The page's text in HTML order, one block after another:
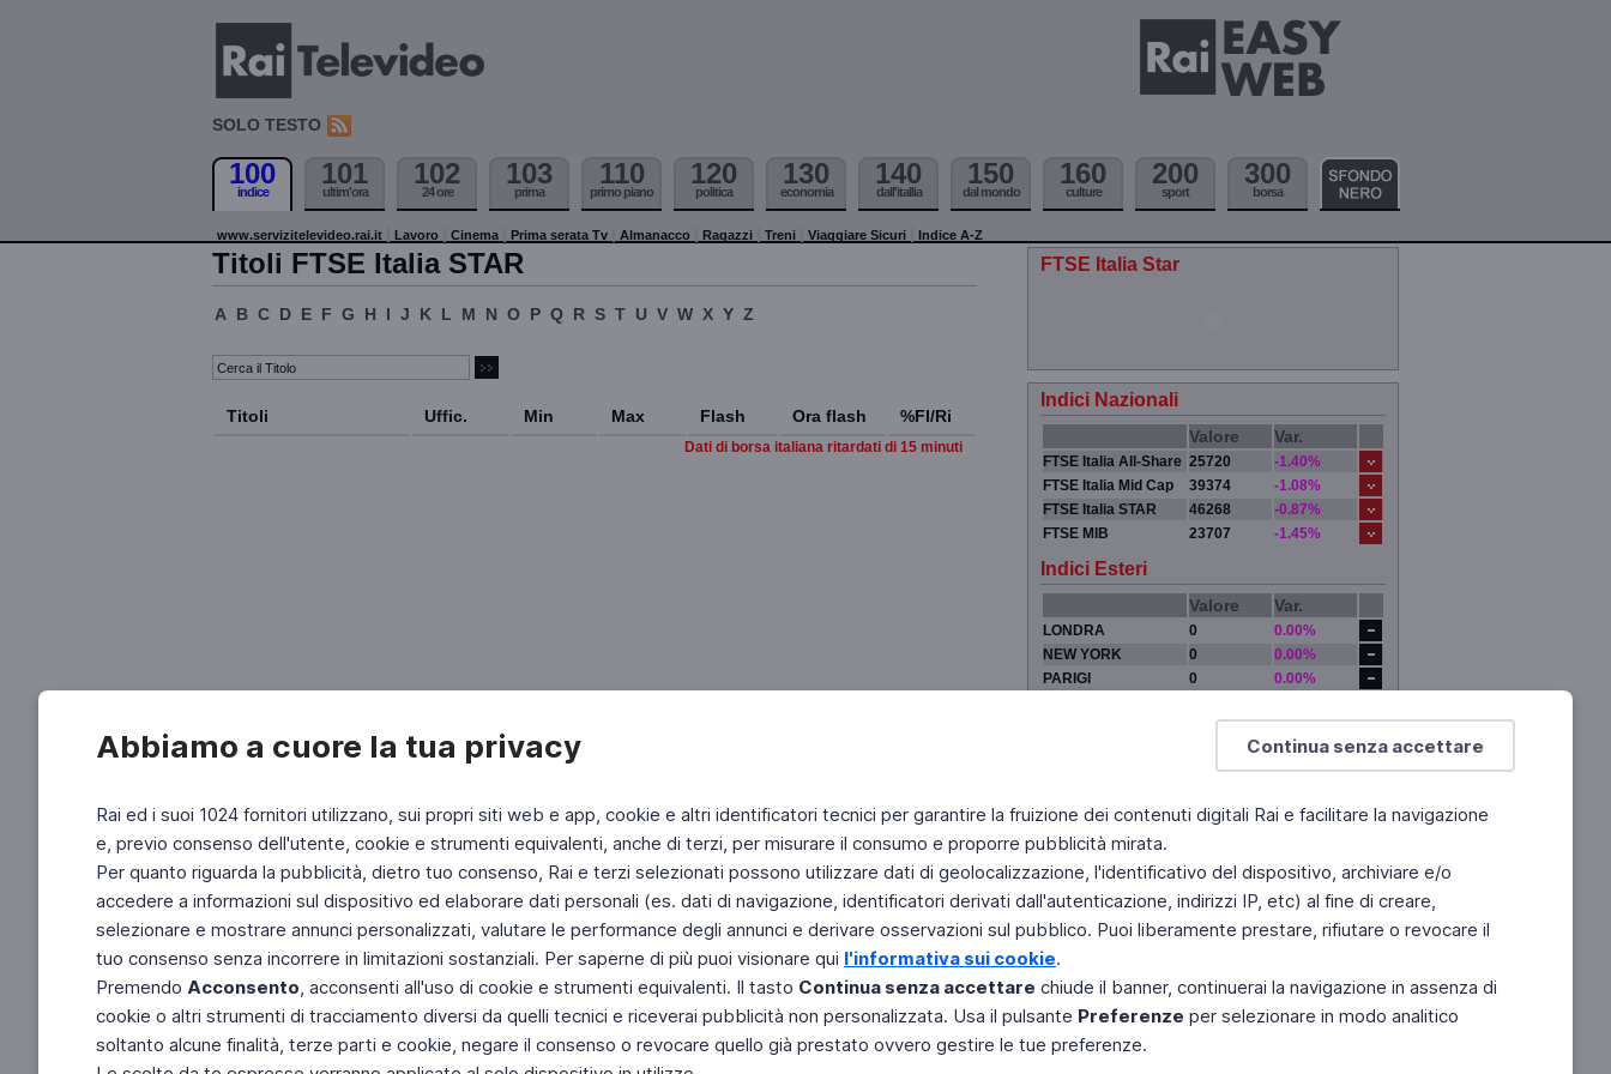
Continua senza accettare
Abbiamo a cuore la tua privacy
Rai ed i suoi 1024 fornitori utilizzano, sui propri siti web e app, cookie e altri identificatori tecnici per garantire la fruizione dei contenuti digitali Rai e facilitare la navigazione
e, previo consenso dell'utente, cookie e strumenti equivalenti, anche di terzi, per misurare il consumo e proporre pubblicità mirata.
Per quanto riguarda la pubblicità, dietro tuo consenso, Rai e terzi selezionati possono utilizzare dati di geolocalizzazione, l'identificativo del dispositivo, archiviare e/o
accedere a informazioni sul dispositivo ed elaborare dati personali (es. dati di navigazione, identificatori derivati dall'autenticazione, indirizzi IP, etc) al fine di creare,
selezionare e mostrare annunci personalizzati, valutare le performance degli annunci e derivare osservazioni sul pubblico. Puoi liberamente prestare, rifiutare o revocare il
tuo consenso senza incorrere in limitazioni sostanziali. Per saperne di più puoi visionare qui l'informativa sui cookie.
Premendo Acconsento, acconsenti all'uso di cookie e strumenti equivalenti. Il tasto Continua senza accettare chiude il banner, continuerai la navigazione in assenza di
cookie o altri strumenti di tracciamento diversi da quelli tecnici e riceverai pubblicità non personalizzata. Usa il pulsante Preferenze per selezionare in modo analitico
soltanto alcune finalità, terze parti e cookie, negare il consenso o revocare quello già prestato ovvero gestire le tue preferenze.
SOLO TESTO
100
indice
101
ultim'ora
102
24 ore
103
prima
110
primo piano
120
politica
130
economia
140
dall'itallia
150
dal mondo
160
culture
200
sport
300
borsa
www.servizitelevideo.rai.it Lavoro Cinema Prima serata Tv Almanacco Ragazzi Treni Viaggiare Sicuri Indice A-Z
Titoli FTSE Italia STAR
A B C D E F G H I J K L M N O P Q R S T U V W X Y Z
Titoli Uffic. Min Max Flash Ora flash %Fl/Ri
Dati di borsa italiana ritardati di 15 minuti
FTSE Italia Star
Indici Nazionali
Valore Var.
FTSE Italia All-Share 25720
-1.40%
FTSE Italia Mid Cap
39374
-1.08%
FTSE Italia STAR
46268
-0.87%
FTSE MIB
23707 -1.45%
Indici Esteri
Valore Var.
LONDRA 0
0.00%
NEW YORK
0
0.00%
PARIGI
0
0.00%
Fai di Televideo la tua Home Page Chi Siamo
Copyright © 2011 Rai - Tutti i diritti riservati
Engineered by RAI - Reti e Piattaforme